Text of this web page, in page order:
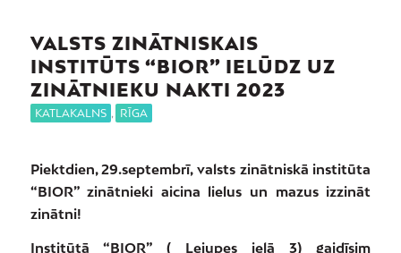
VALSTS ZINĀTNISKAIS
INSTITŪTS “BIOR” IELŪDZ UZ
ZINĀTNIEKU NAKTI 2023
KATLAKALNS , RĪGA
Piektdien, 29.septembrī, valsts zinātniskā institūta
“BIOR” zinātnieki aicina lielus un mazus izzināt
zinātni!
Institūtā “BIOR” ( Lejupes ielā 3) gaidīsim